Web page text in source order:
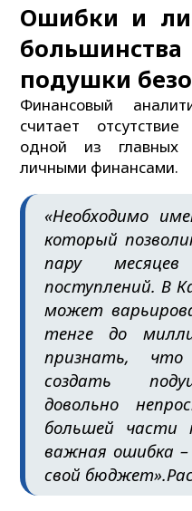
Ошибки и
подушки
Финансовый
считает
одной из главных
личными финансами.
«Необходимо
который
пару
поступлений. В
может
тенге до
признать,
создать
довольно
большей части
важная ошибка
свой бюджет».